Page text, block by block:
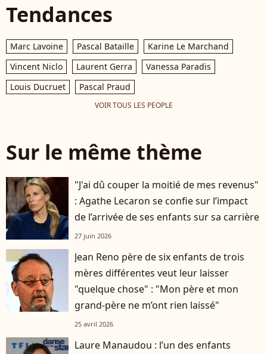
Tendances
Marc Lavoine Pascal Bataille
Karine Le Marchand
Vincent Niclo
Laurent Gerra
Vanessa Paradis
Louis Ducruet
Pascal Praud
VOIR TOUS LES PEOPLE
Sur le même thème
"J'ai dû couper la moitié de mes revenus"
: Agathe Lecaron se confie sur l’impact
de l’arrivée de ses enfants sur sa carrière
27 juin 2026
Jean Reno père de six enfants de trois
mères différentes veut leur laisser
"quelque chose" : "Mon père et mon
grand-père ne m’ont rien laissé"
25 avril 2026
Laure Manaudou : l’un des enfants